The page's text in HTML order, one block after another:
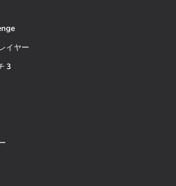
イヤー
3